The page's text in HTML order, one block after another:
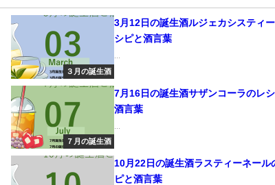
３月の誕生酒
3月12日の誕生酒ルジェカシスティ
シピと酒言葉
７月の誕生酒
7月16日の誕生酒サザンコーラのレ
酒言葉
10月22日の誕生酒ラスティーネール
ピと酒言葉